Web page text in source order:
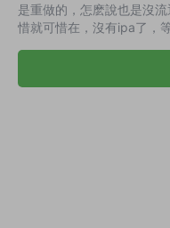
是重做的，怎麽說也是沒
惜就可惜在，沒有ipa了，
覺再這麽折騰一下的意義